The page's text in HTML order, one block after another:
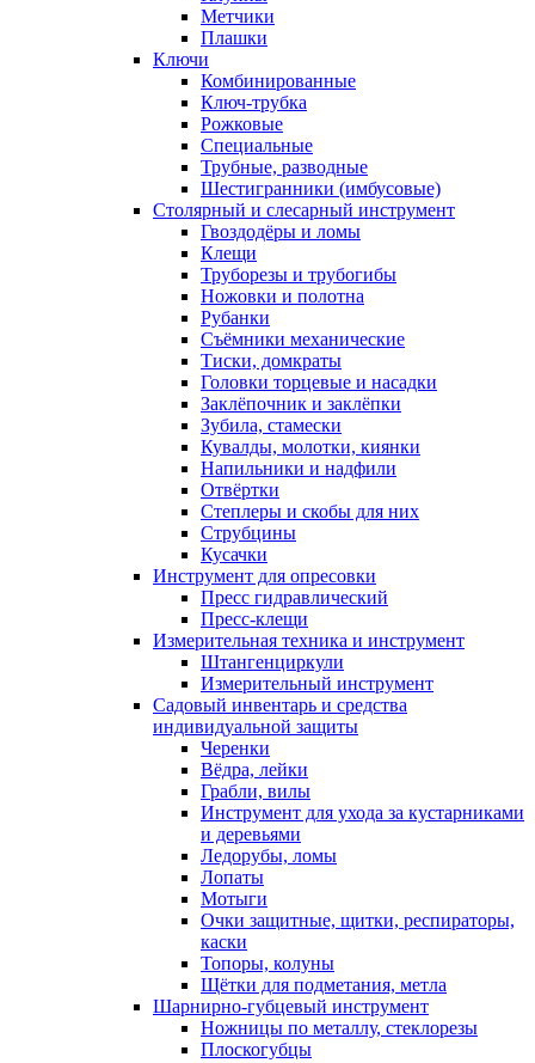
Метчики
Плашки
Ключи
Комбинированные
Ключ-трубка
Рожковые
Специальные
Трубные, разводные
Шестигранники (имбусовые)
Столярный и слесарный инструмент
Гвоздодёры и ломы
Клещи
Труборезы и трубогибы
Ножовки и полотна
Рубанки
Съёмники механические
Тиски, домкраты
Головки торцевые и насадки
Заклёпочник и заклёпки
Зубила, стамески
Кувалды, молотки, киянки
Напильники и надфили
Отвёртки
Степлеры и скобы для них
Струбцины
Кусачки
Инструмент для опресовки
Пресс гидравлический
Пресс-клещи
Измерительная техника и инструмент
Штангенциркули
Измерительный инструмент
Садовый инвентарь и средства
индивидуальной защиты
Черенки
Вёдра, лейки
Грабли, вилы
Инструмент для ухода за кустарниками
и деревьями
Ледорубы, ломы
Лопаты
Мотыги
Очки защитные, щитки, респираторы,
каски
Топоры, колуны
Щётки для подметания, метла
Шарнирно-губцевый инструмент
Ножницы по металлу, стеклорезы
Плоскогубцы